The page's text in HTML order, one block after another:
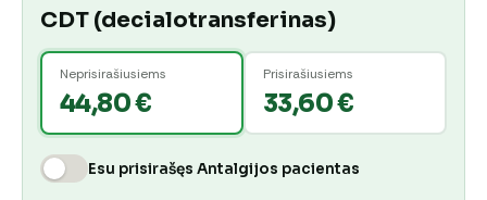
CDT (decialotransferinas)
Neprisirašiusiems
44,80 €
Prisirašiusiems
33,60 €
Esu prisirašęs Antalgijos pacientas